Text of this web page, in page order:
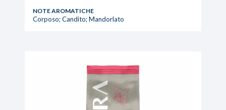
NOTE AROMATICHE
Corposo; Candito; Mandorlato